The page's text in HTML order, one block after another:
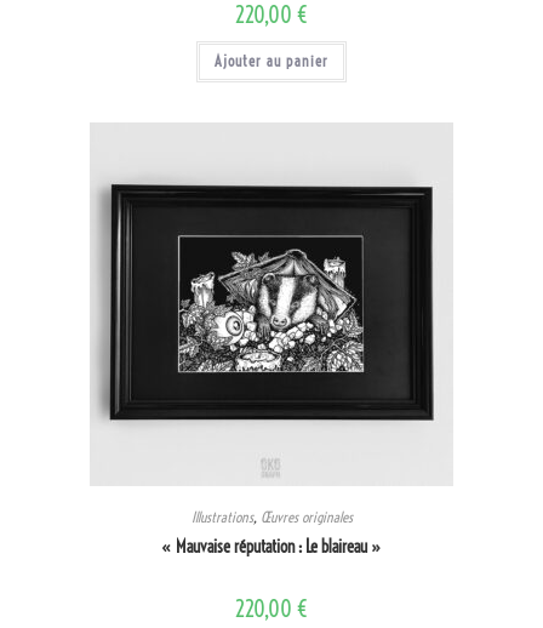
220,00 €
Ajouter au panier
Illustrations, Œuvres originales
« Mauvaise réputation : Le blaireau »
220,00 €